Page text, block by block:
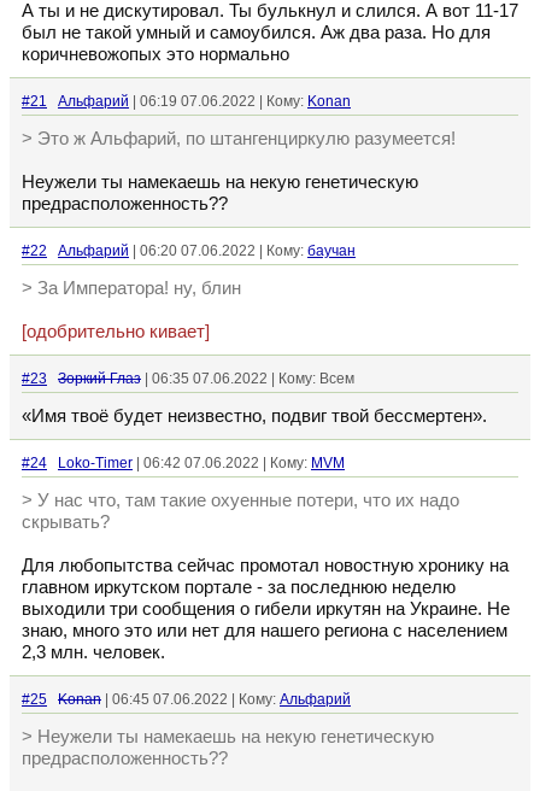
А ты и не дискутировал. Ты булькнул и слился. А вот 11-17
был не такой умный и самоубился. Аж два раза. Но для
коричневожопых это нормально
#21 Альфарий | 06:19 07.06.2022 | Кому: Konan
> Это ж Альфарий, по штангенциркулю разумеется!
Неужели ты намекаешь на некую генетическую
предрасположенность??
#22 Альфарий | 06:20 07.06.2022 | Кому: баучан
> За Императора! ну, блин
[одобрительно кивает]
#23 Зоркий Глаз | 06:35 07.06.2022 | Кому: Всем
«Имя твоё будет неизвестно, подвиг твой бессмертен».
#24 Loko-Timer | 06:42 07.06.2022 | Кому: MVM
> У нас что, там такие охуенные потери, что их надо
скрывать?
Для любопытства сейчас промотал новостную хронику на
главном иркутском портале - за последнюю неделю
выходили три сообщения о гибели иркутян на Украине. Не
знаю, много это или нет для нашего региона с населением
2,3 млн. человек.
#25 Konan | 06:45 07.06.2022 | Кому: Альфарий
> Неужели ты намекаешь на некую генетическую
предрасположенность??